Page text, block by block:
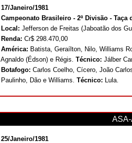
17/Janeiro/1981
Campeonato Brasileiro - 2ª Divisão - Taça
Local: Jefferson de Freitas (Jaboatão dos
Renda: Cr$ 298.470,00
América: Batista, Geraílton, Nilo, Williams
Agnaldo (Édson) e Régis. Técnico: Jálber
Botafogo: Carlos Coelho, Cícero, João
Paulinho, Dão e Williams. Técnico: Lula.
25/Janeiro/1981